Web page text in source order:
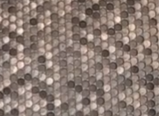
Kundenzufriedenheit
Wir stehen für mehr als nur Dienstleistung
– bei uns zählt der Mensch.
EHB Haustechnik & Gebäudereinigung
verbindet fachliches Können mit echter
persönlicher Betreuung.